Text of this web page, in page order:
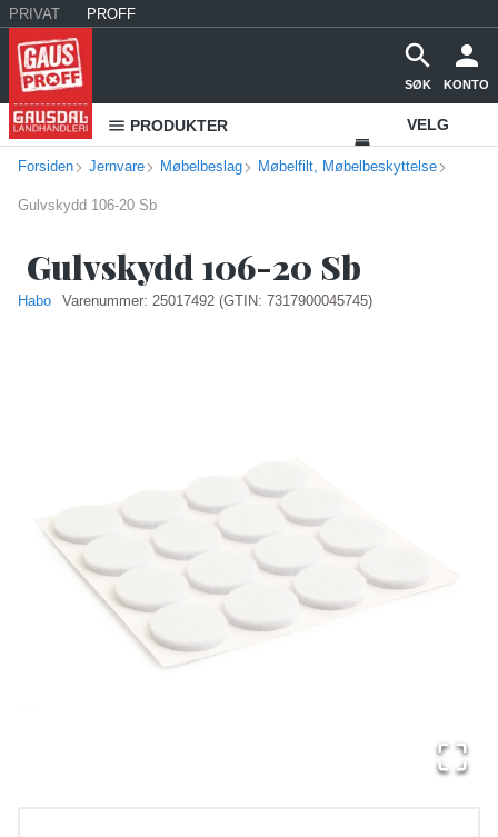
PRIVAT PROFF
SØK KONTO
PRODUKTER VELG
VAREHUS
Forsiden Jernvare Møbelbeslag Møbelfilt, Møbelbeskyttelse
Gulvskydd 106-20 Sb
Gulvskydd 106-20 Sb
Habo Varenummer: 25017492 (GTIN: 7317900045745)